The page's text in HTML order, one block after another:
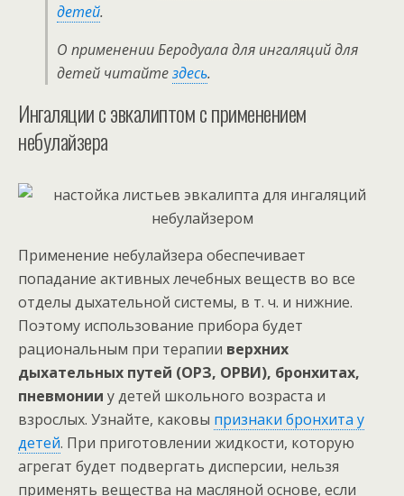
детей.
О применении Беродуала для ингаляций для
детей читайтездесь.
Ингаляции с эвкалиптом с применением
небулайзера
Применение небулайзера обеспечивает
попадание активных лечебных веществ во все
отделы дыхательной системы, в т. ч. и нижние.
Поэтому использование прибора будет
рациональным при терапии верхних
дыхательных путей (ОРЗ, ОРВИ), бронхитах,
пневмонии у детей школьного возраста и
взрослых. Узнайте, каковы признаки бронхита у
детей. При приготовлении жидкости, которую
агрегат будет подвергать дисперсии, нельзя
применять вещества на масляной основе, если